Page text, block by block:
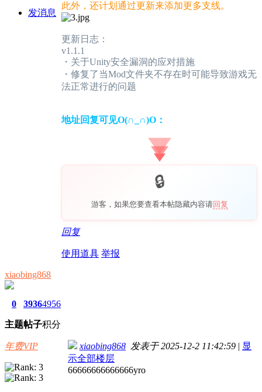
发消息
此外，还计划通过更新来添加更多支线。
更新日志：
v1.1.1
・关于Unity安全漏洞的应对措施
・修复了当Mod文件夹不存在时可能导致游戏无
法正常进行的问题
地址回复可见O(∩_∩)O：
游客，如果您要查看本帖隐藏内容请回复
回复
使用道具 举报
xiaobing868
0
主题
3936
帖子
4956
积分
年费VIP xiaobing868 发表于 2025-12-2 11:42:59 | 显
示全部楼层
66666666666666yro